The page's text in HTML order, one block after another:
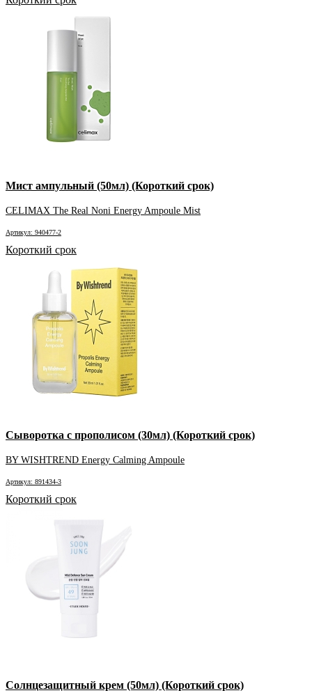
Мист ампульный (50мл) (Короткий срок)
CELIMAX The Real Noni Energy Ampoule Mist
Артикул: 940477-2
Короткий срок
Сыворотка с прополисом (30мл) (Короткий срок)
BY WISHTREND Energy Calming Ampoule
Артикул: 891434-3
Короткий срок
Солнцезащитный крем (50мл) (Короткий срок)